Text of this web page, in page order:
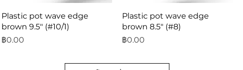
ดูข้อมูลด่วน
Plastic pot wave edge
brown 9.5" (#10/1)
ราคา
฿0.00
ดูข้อมูลด่วน
Plastic pot wave edge
brown 8.5" (#8)
ราคา
฿0.00